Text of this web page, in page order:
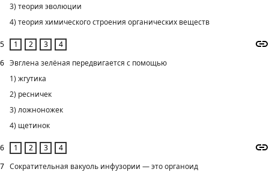
5
3) теория эволюции
4) теория химического строения органических веществ
6
6
Эвглена зелёная передвигается с помощью
1) жгутика
2) ресничек
3) ложноножек
4) щетинок
7 Сократительная вакуоль инфузории — это органоид